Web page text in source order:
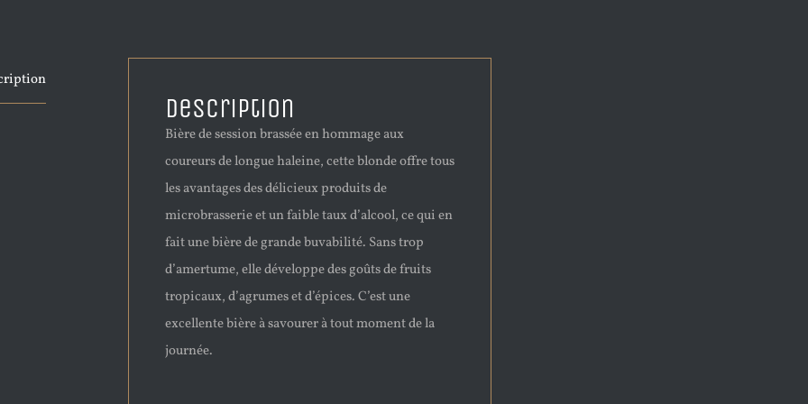
Description
Bière de session brassée en hommage aux
coureurs de longue haleine, cette blonde offre tous
les avantages des délicieux produits de
microbrasserie et un faible taux d’alcool, ce qui en
fait une bière de grande buvabilité. Sans trop
d’amertume, elle développe des goûts de fruits
tropicaux, d’agrumes et d’épices. C’est une
excellente bière à savourer à tout moment de la
journée.